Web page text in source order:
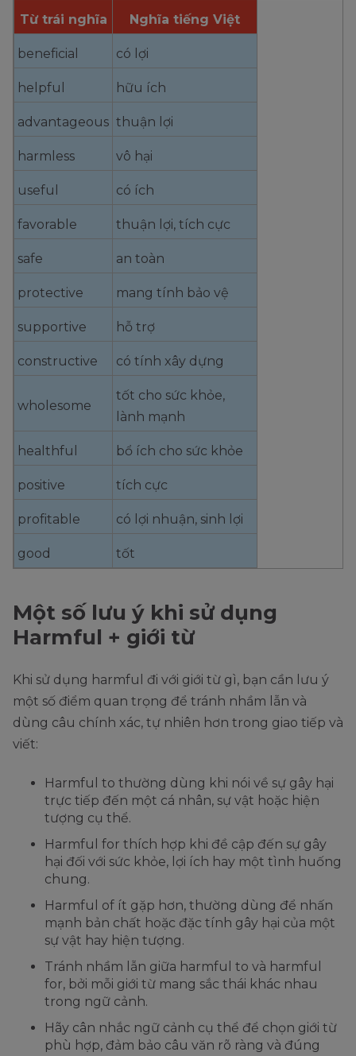
Từ trái nghĩa Nghĩa tiếng Việt
beneficial có lợi
helpful hữu ích
advantageous thuận lợi
harmless vô hại
useful có ích
favorable thuận lợi, tích cực
safe an toàn
protective mang tính bảo vệ
supportive hỗ trợ
constructive có tính xây dựng
wholesome
tốt cho sức khỏe,
lành mạnh
healthful bổ ích cho sức khỏe
positive tích cực
profitable có lợi nhuận, sinh lợi
good tốt
Một số lưu ý khi sử dụng
Harmful + giới từ
Khi sử dụng harmful đi với giới từ gì, bạn cần lưu ý
một số điểm quan trọng để tránh nhầm lẫn và
dùng câu chính xác, tự nhiên hơn trong giao tiếp và
viết:
Harmful to thường dùng khi nói về sự gây hại
trực tiếp đến một cá nhân, sự vật hoặc hiện
tượng cụ thể.
Harmful for thích hợp khi đề cập đến sự gây
hại đối với sức khỏe, lợi ích hay một tình huống
chung.
Harmful of ít gặp hơn, thường dùng để nhấn
mạnh bản chất hoặc đặc tính gây hại của một
sự vật hay hiện tượng.
Tránh nhầm lẫn giữa harmful to và harmful
for, bởi mỗi giới từ mang sắc thái khác nhau
trong ngữ cảnh.
Hãy cân nhắc ngữ cảnh cụ thể để chọn giới từ
phù hợp, đảm bảo câu văn rõ ràng và đúng